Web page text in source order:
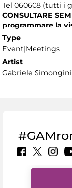
Tel 060608 (tutti i
CONSULTARE
programmare la
Type
Event|Meetings
Artist
Gabriele Simongini